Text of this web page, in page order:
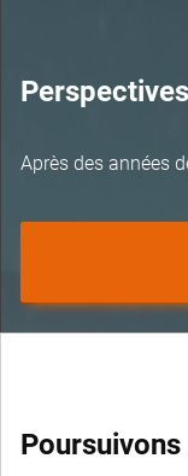
Après des années